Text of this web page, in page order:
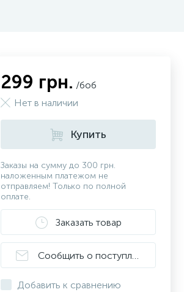
299 грн. /боб
Нет в наличии
Купить
Заказы на сумму до 300 грн.
наложенным платежом не
отправляем! Только по полной
оплате.
Заказать товар
Сообщить о поступлении
Добавить к сравнению